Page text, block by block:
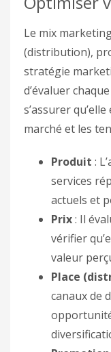
Le mix
(distribution),
stratégie
d’évaluer
s’assurer
marché et les
Produit :
services
actuels et
Prix: Il
vérifier
valeur
Place
canaux de